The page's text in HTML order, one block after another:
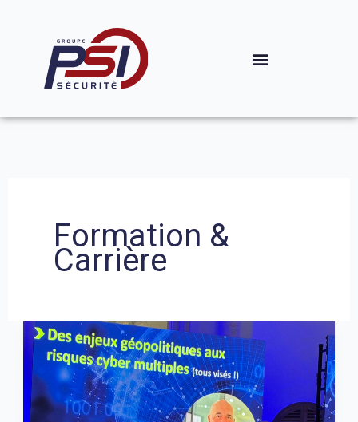
contenu
Formation &
Carrière
La
sécurité
géopolitique,
enjeu